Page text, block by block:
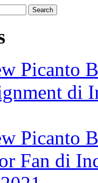
Picanto
di
Picanto
Fan di